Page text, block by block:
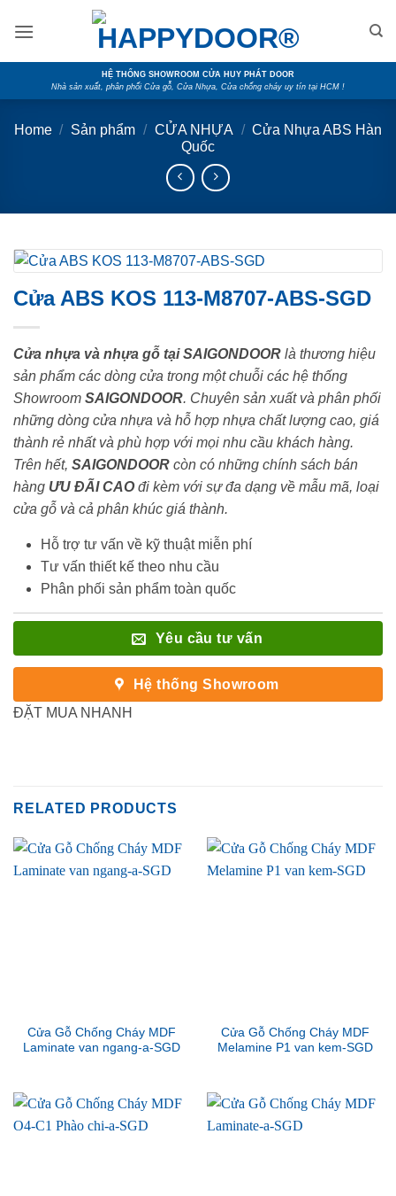
HỆ THỐNG SHOWROOM CỬA HUY PHÁT DOOR
Nhà sản xuất, phân phối Cửa gỗ, Cửa Nhựa, Cửa chống cháy uy tín tại HCM !
Home / Sản phẩm / CỬA NHỰA / Cửa Nhựa ABS Hàn
Quốc
Cửa ABS KOS 113-M8707-ABS-SGD
Cửa nhựa và nhựa gỗ tại SAIGONDOOR là thương hiệu
sản phẩm các dòng cửa trong một chuỗi các hệ thống
Showroom SAIGONDOOR. Chuyên sản xuất và phân phối
những dòng cửa nhựa và hỗ hợp nhựa chất lượng cao, giá
thành rẻ nhất và phù hợp với mọi nhu cầu khách hàng.
Trên hết, SAIGONDOOR còn có những chính sách bán
hàng ƯU ĐÃI CAOđi kèm với sự đa dạng về mẫu mã, loại
cửa gỗ và cả phân khúc giá thành.
Hỗ trợ tư vấn về kỹ thuật miễn phí
Tư vấn thiết kế theo nhu cầu
Phân phối sản phẩm toàn quốc
Yêu cầu tư vấn
Hệ thống Showroom
ĐẶT MUA NHANH
RELATED PRODUCTS
Cửa Gỗ Chống Cháy MDF
Laminate van ngang-a-SGD
Cửa Gỗ Chống Cháy MDF
Melamine P1 van kem-SGD